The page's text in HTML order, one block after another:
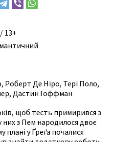
13+
, Роберт Де Ніро, Тері Поло,
, Дастин Гоффман
щоб тесть примирився з
них з Пем народилося двоє
плані у Ґреґа почалися